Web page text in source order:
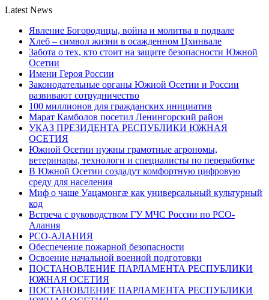
Latest News
Явление Богородицы, война и молитва в подвале
Хлеб – символ жизни в осажденном Цхинвале
Забота о тех, кто стоит на защите безопасности Южной
Осетии
Имени Героя России
Законодательные органы Южной Осетии и России
развивают сотрудничество
100 миллионов для гражданских инициатив
Марат Камболов посетил Ленингорский район
УКАЗ ПРЕЗИДЕНТА РЕСПУБЛИКИ ЮЖНАЯ
ОСЕТИЯ
Южной Осетии нужны грамотные агрономы,
ветеринары, технологи и специалисты по переработке
В Южной Осетии создадут комфортную цифровую
среду для населения
Миф о чаше Уацамонгæ как универсальный культурный
код
Встреча с руководством ГУ МЧС России по РСО-
Алания
РСО-АЛАНИЯ
Обеспечение пожарной безопасности
Освоение начальной военной подготовки
ПОСТАНОВЛЕНИЕ ПАРЛАМЕНТА РЕСПУБЛИКИ
ЮЖНАЯ ОСЕТИЯ
ПОСТАНОВЛЕНИЕ ПАРЛАМЕНТА РЕСПУБЛИКИ